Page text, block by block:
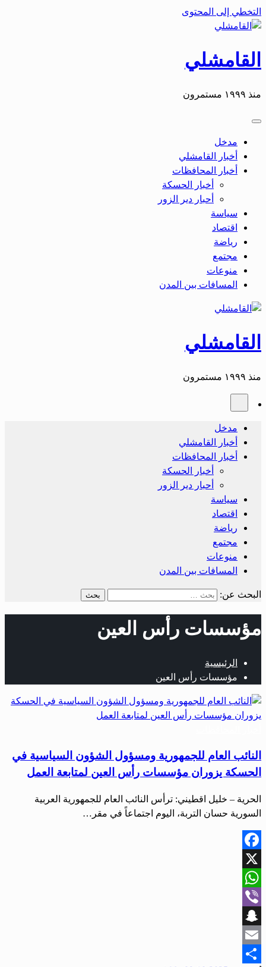
التخطي إلى المحتوى
القامشلي
منذ ١٩٩٩ مستمرون
مدخل
أخبار القامشلي
أخبار المحافظات
أخبار الحسكة
أحبار دير الزور
سياسة
اقتصاد
رياضة
مجتمع
منوعات
المسافات بين المدن
القامشلي
منذ ١٩٩٩ مستمرون
مدخل
أخبار القامشلي
أخبار المحافظات
أخبار الحسكة
أحبار دير الزور
سياسة
اقتصاد
رياضة
مجتمع
منوعات
المسافات بين المدن
البحث عن:
مؤسسات رأس العين
الرئيسية
مؤسسات رأس العين
النائب العام للجمهورية ومسؤول الشؤون السياسية في
الحسكة يزوران مؤسسات رأس العين لمتابعة العمل
الحرية – خليل اقطيني: ترأس النائب العام للجمهورية العربية
السورية حسان التربة، اليوم اجتماعاً في مقر…
Facebook
X
WhatsApp
Viber
Snapchat
Email